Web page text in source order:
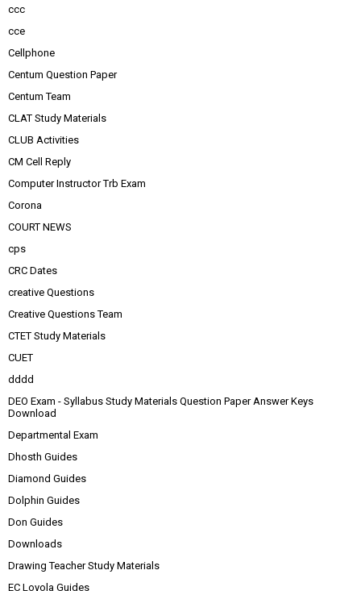
ccc
cce
Cellphone
Centum Question Paper
Centum Team
CLAT Study Materials
CLUB Activities
CM Cell Reply
Computer Instructor Trb Exam
Corona
COURT NEWS
cps
CRC Dates
creative Questions
Creative Questions Team
CTET Study Materials
CUET
dddd
DEO Exam - Syllabus Study Materials Question Paper Answer Keys
Download
Departmental Exam
Dhosth Guides
Diamond Guides
Dolphin Guides
Don Guides
Downloads
Drawing Teacher Study Materials
EC Loyola Guides